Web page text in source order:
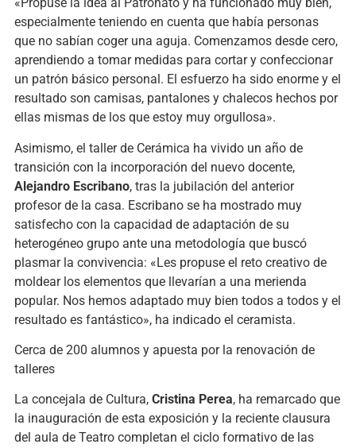
«Propuse la idea al Patronato y ha funcionado muy bien,
especialmente teniendo en cuenta que había personas
que no sabían coger una aguja. Comenzamos desde cero,
aprendiendo a tomar medidas para cortar y confeccionar
un patrón básico personal. El esfuerzo ha sido enorme y el
resultado son camisas, pantalones y chalecos hechos por
ellas mismas de los que estoy muy orgullosa».
Asimismo, el taller de Cerámica ha vivido un año de
transición con la incorporación del nuevo docente,
Alejandro Escribano, tras la jubilación del anterior
profesor de la casa. Escribano se ha mostrado muy
satisfecho con la capacidad de adaptación de su
heterogéneo grupo ante una metodología que buscó
plasmar la convivencia: «Les propuse el reto creativo de
moldear los elementos que llevarían a una merienda
popular. Nos hemos adaptado muy bien todos a todos y el
resultado es fantástico», ha indicado el ceramista.
Cerca de 200 alumnos y apuesta por la renovación de
talleres
La concejala de Cultura, Cristina Perea, ha remarcado que
la inauguración de esta exposición y la reciente clausura
del aula de Teatro completan el ciclo formativo de las